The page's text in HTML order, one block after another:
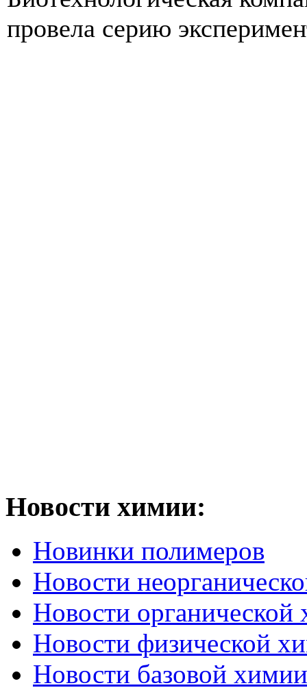
провела серию
Новости химии:
Новинки полимеров
Новости
Новости органической
Новости физической
Новости базовой химии